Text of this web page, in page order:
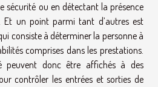
sécurité ou en détectant la présence
Et un point parmi tant d’autres est
consiste à déterminer la personne à
comprises dans les prestations.
peuvent donc être affichés à des
contrôler les entrées et sorties de